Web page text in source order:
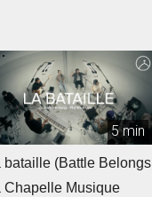
5 min
bataille (Battle Belongs
Chapelle Musique